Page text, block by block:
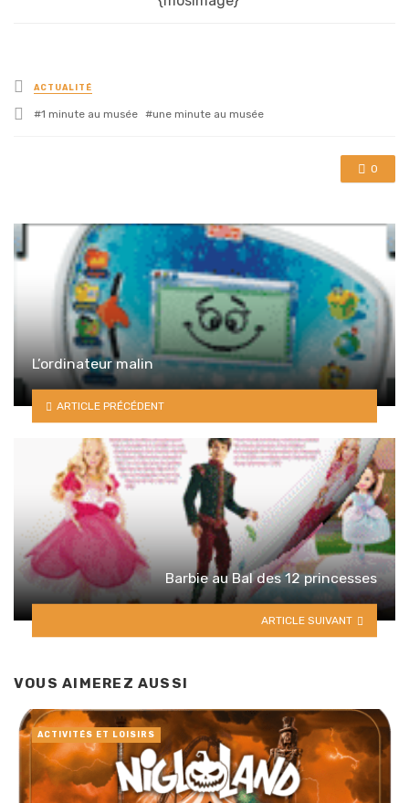
Posted
in
ACTUALITÉ
Tagged
1 minute au musée une minute au musée
0
L’ordinateur malin
ARTICLE PRÉCÉDENT
Barbie au Bal des 12 princesses
ARTICLE SUIVANT
VOUS AIMEREZ AUSSI
ACTIVITÉS ET LOISIRS